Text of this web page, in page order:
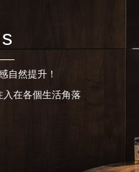
自然提升！
在各個生活角落